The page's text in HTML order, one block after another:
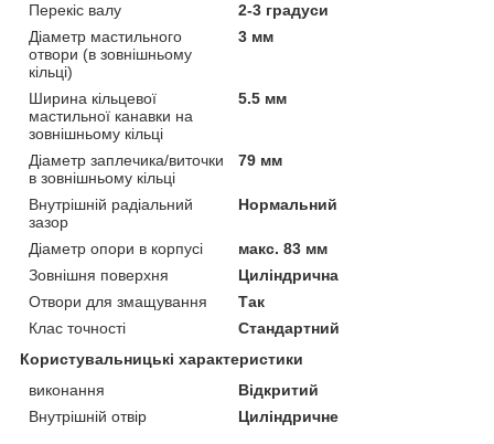
Перекіс валу
2-3 градуси
Діаметр мастильного
отвори (в зовнішньому
кільці)
3 мм
Ширина кільцевої
мастильної канавки на
зовнішньому кільці
5.5 мм
Діаметр заплечика/виточки
в зовнішньому кільці
79 мм
Внутрішній радіальний
зазор
Нормальний
Діаметр опори в корпусі
макс. 83 мм
Зовнішня поверхня
Циліндрична
Отвори для змащування
Так
Клас точності
Стандартний
Користувальницькі характеристики
виконання
Відкритий
Внутрішній отвір
Циліндричне